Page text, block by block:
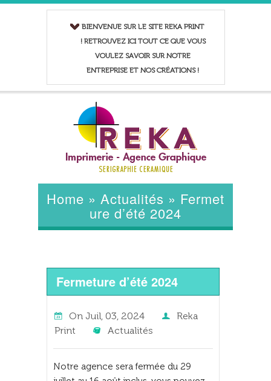
BIENVENUE SUR LE SITE REKA PRINT
! RETROUVEZ ICI TOUT CE QUE VOUS
VOULEZ SAVOIR SUR NOTRE
ENTREPRISE ET NOS CRÉATIONS !
Home » Actualités » Fermet
ure d’été 2024
Fermeture d’été 2024
On Juil, 03, 2024
Reka
Print
Actualités
Notre agence sera fermée du 29